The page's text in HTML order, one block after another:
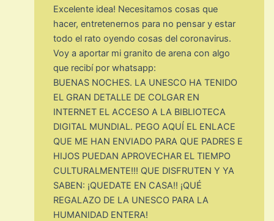
Excelente idea! Necesitamos cosas que
hacer, entretenernos para no pensar y estar
todo el rato oyendo cosas del coronavirus.
Voy a aportar mi granito de arena con algo
que recibí por whatsapp:
BUENAS NOCHES. LA UNESCO HA TENIDO
EL GRAN DETALLE DE COLGAR EN
INTERNET EL ACCESO A LA BIBLIOTECA
DIGITAL MUNDIAL. PEGO AQUÍ EL ENLACE
QUE ME HAN ENVIADO PARA QUE PADRES E
HIJOS PUEDAN APROVECHAR EL TIEMPO
CULTURALMENTE!!! QUE DISFRUTEN Y YA
SABEN: ¡QUEDATE EN CASA!! ¡QUÉ
REGALAZO DE LA UNESCO PARA LA
HUMANIDAD ENTERA!